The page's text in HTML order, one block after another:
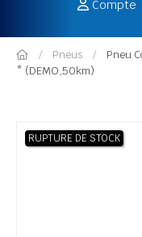
Compte
Pneus
Pneu
* (DEMO,50km)
RUPTURE DE STOCK